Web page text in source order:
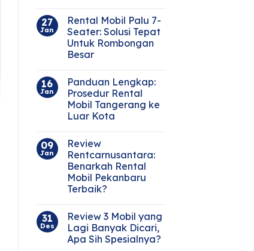
27
Jan
Rental Mobil Palu 7-
Seater: Solusi Tepat
Untuk Rombongan
Besar
16
Jan
Panduan Lengkap:
Prosedur Rental
Mobil Tangerang ke
Luar Kota
09
Jan
Review
Rentcarnusantara:
Benarkah Rental
Mobil Pekanbaru
Terbaik?
31
Des
Review 3 Mobil yang
Lagi Banyak Dicari,
Apa Sih Spesialnya?